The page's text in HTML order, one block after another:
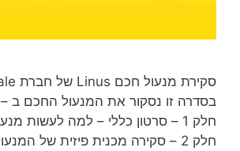
סקירת מנעול חכם Linus של חברת Yale
בסדרה זו נסקור את המנעול החכם ב – 4 חלקים:
חלק 1 – סרטון כללי – למה לעשות מנעול חכם
חלק 2 – סקירה מכנית פיזית של המנעול